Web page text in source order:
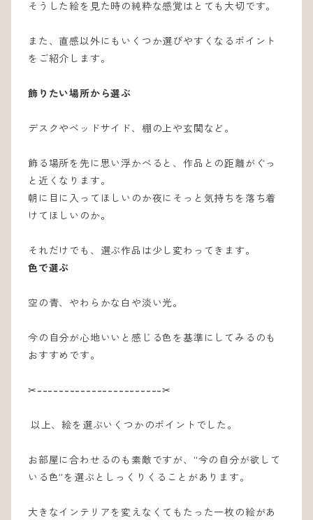
そうした絵を見た時の純粋な感覚はとても大切です。
また、直感以外にもいくつか選びやすくなるポイント
をご紹介します。
飾りたい場所から選ぶ
デスクやベッドサイド、棚の上や玄関など。
飾る場所を先に思い浮かべると、作品との距離がぐっ
と近くなります。
朝に目に入ってほしいのか夜にそっと気持ちを落ち着
けてほしいのか。
それだけでも、選ぶ作品は少し変わってきます。
色で選ぶ
空の青、やわらかな白や淡い光。
今の自分が心地いいと感じる色を基準にしてみるのも
おすすめです。
‪✂︎‬-----------------------‪✂︎
以上、絵を選ぶいくつかのポイントでした。
お部屋に合わせるのも素敵ですが、“今の自分が欲して
いる色”を選ぶとしっくりくることがあります。
大きなインテリアを変えなくてもたった一枚の絵があ